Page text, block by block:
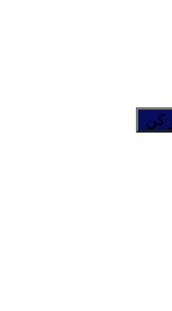
کن